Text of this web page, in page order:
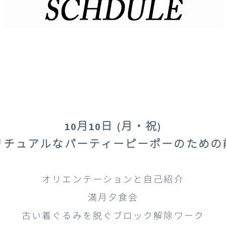
10月10日 (月・祝)
ュアルなパーティーピーポーのため
オリエンテーションと自己紹介
満月夕食会
古い着ぐるみを脱ぐブロック解除ワーク